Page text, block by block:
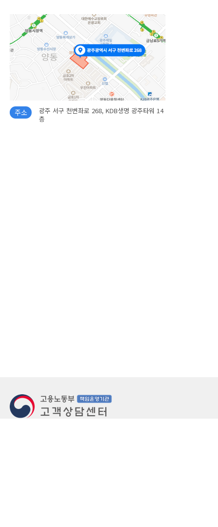
주소
광주 서구 천변좌로 268, KDB생명 광주타워 14
층